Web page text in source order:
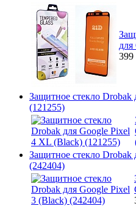
399
Защитное стекло
(121255)
Защитное стекло
(242404)